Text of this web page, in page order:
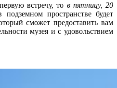
встречу, то в пятницу, 20
подземном пространстве будет
сможет предоставить вам
музея и c удовольствием